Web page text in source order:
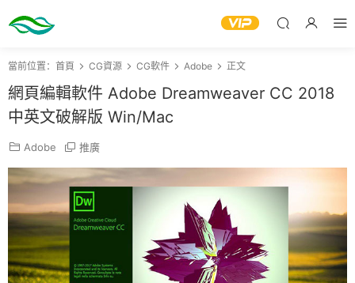
當前位置： 首頁 CG資源 CG軟件 Adobe 正文
網頁編輯軟件 Adobe Dreamweaver CC 2018
中英文破解版 Win/Mac
Adobe 推廣